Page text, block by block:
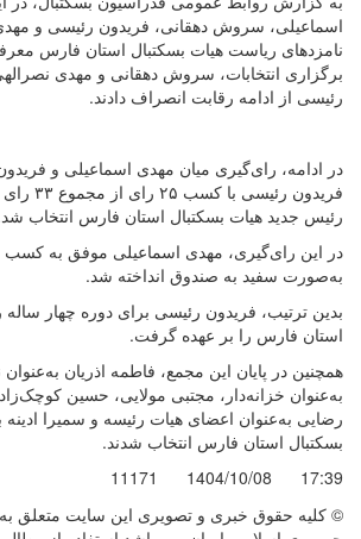
اسماعیلی، سروش دهقانی، فریدون رئیسی و
نامزدهای ریاست هیات بسکتبال استان فارس
برگزاری انتخابات، سروش دهقانی و مهدی
رئیسی از ادامه رقابت انصراف دادند.
در ادامه، رای‌گیری میان مهدی اسماعیلی و
فریدون
رئیس جدید هیات بسکتبال استان فارس انتخاب
به‌صورت سفید به صندوق انداخته شد.
بدین ترتیب، فریدون رئیسی برای دوره چهار
استان فارس را بر عهده گرفت.
همچنین در پایان این مجمع، فاطمه اذریان
به‌عنوان خزانه‌دار، مجتبی مولایی، حسین
رضایی به‌عنوان اعضای هیات رئیسه و سمیرا
بسکتبال استان فارس انتخاب شدند.
17:39
1404/10/08
11171
© کليه حقوق خبری و تصويری اين سايت متعلق